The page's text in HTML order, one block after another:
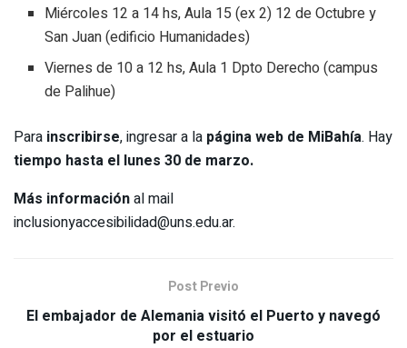
Miércoles 12 a 14 hs, Aula 15 (ex 2) 12 de Octubre y
San Juan (edificio Humanidades)
Viernes de 10 a 12 hs, Aula 1 Dpto Derecho (campus
de Palihue)
Para inscribirse, ingresar a la página web de MiBahía. Hay
tiempo hasta el lunes 30 de marzo.
Más informaciónal mail
inclusionyaccesibilidad@uns.edu.ar.
Post Previo
El embajador de Alemania visitó el Puerto y navegó
por el estuario